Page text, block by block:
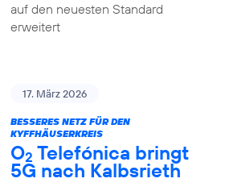
auf den neuesten Standard
erweitert
17. März 2026
BESSERES NETZ FÜR DEN
KYFFHÄUSERKREIS
O2 Telefónica bringt
5G nach Kalbsrieth